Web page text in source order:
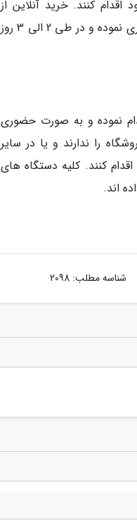
کنند. خرید آنلاین از
فروشگاه ویپ تهران بسیار ساده است و با طی کردن چند مرحله میتوان دستگاه ویپ را خریداری نموده و در طی 2 الی 3 روز
نموده و به صورت حضوری
را ندارند و یا در سایر
کنند. کلیه دستگاه های
اند.
شناسه مطلب: 2098